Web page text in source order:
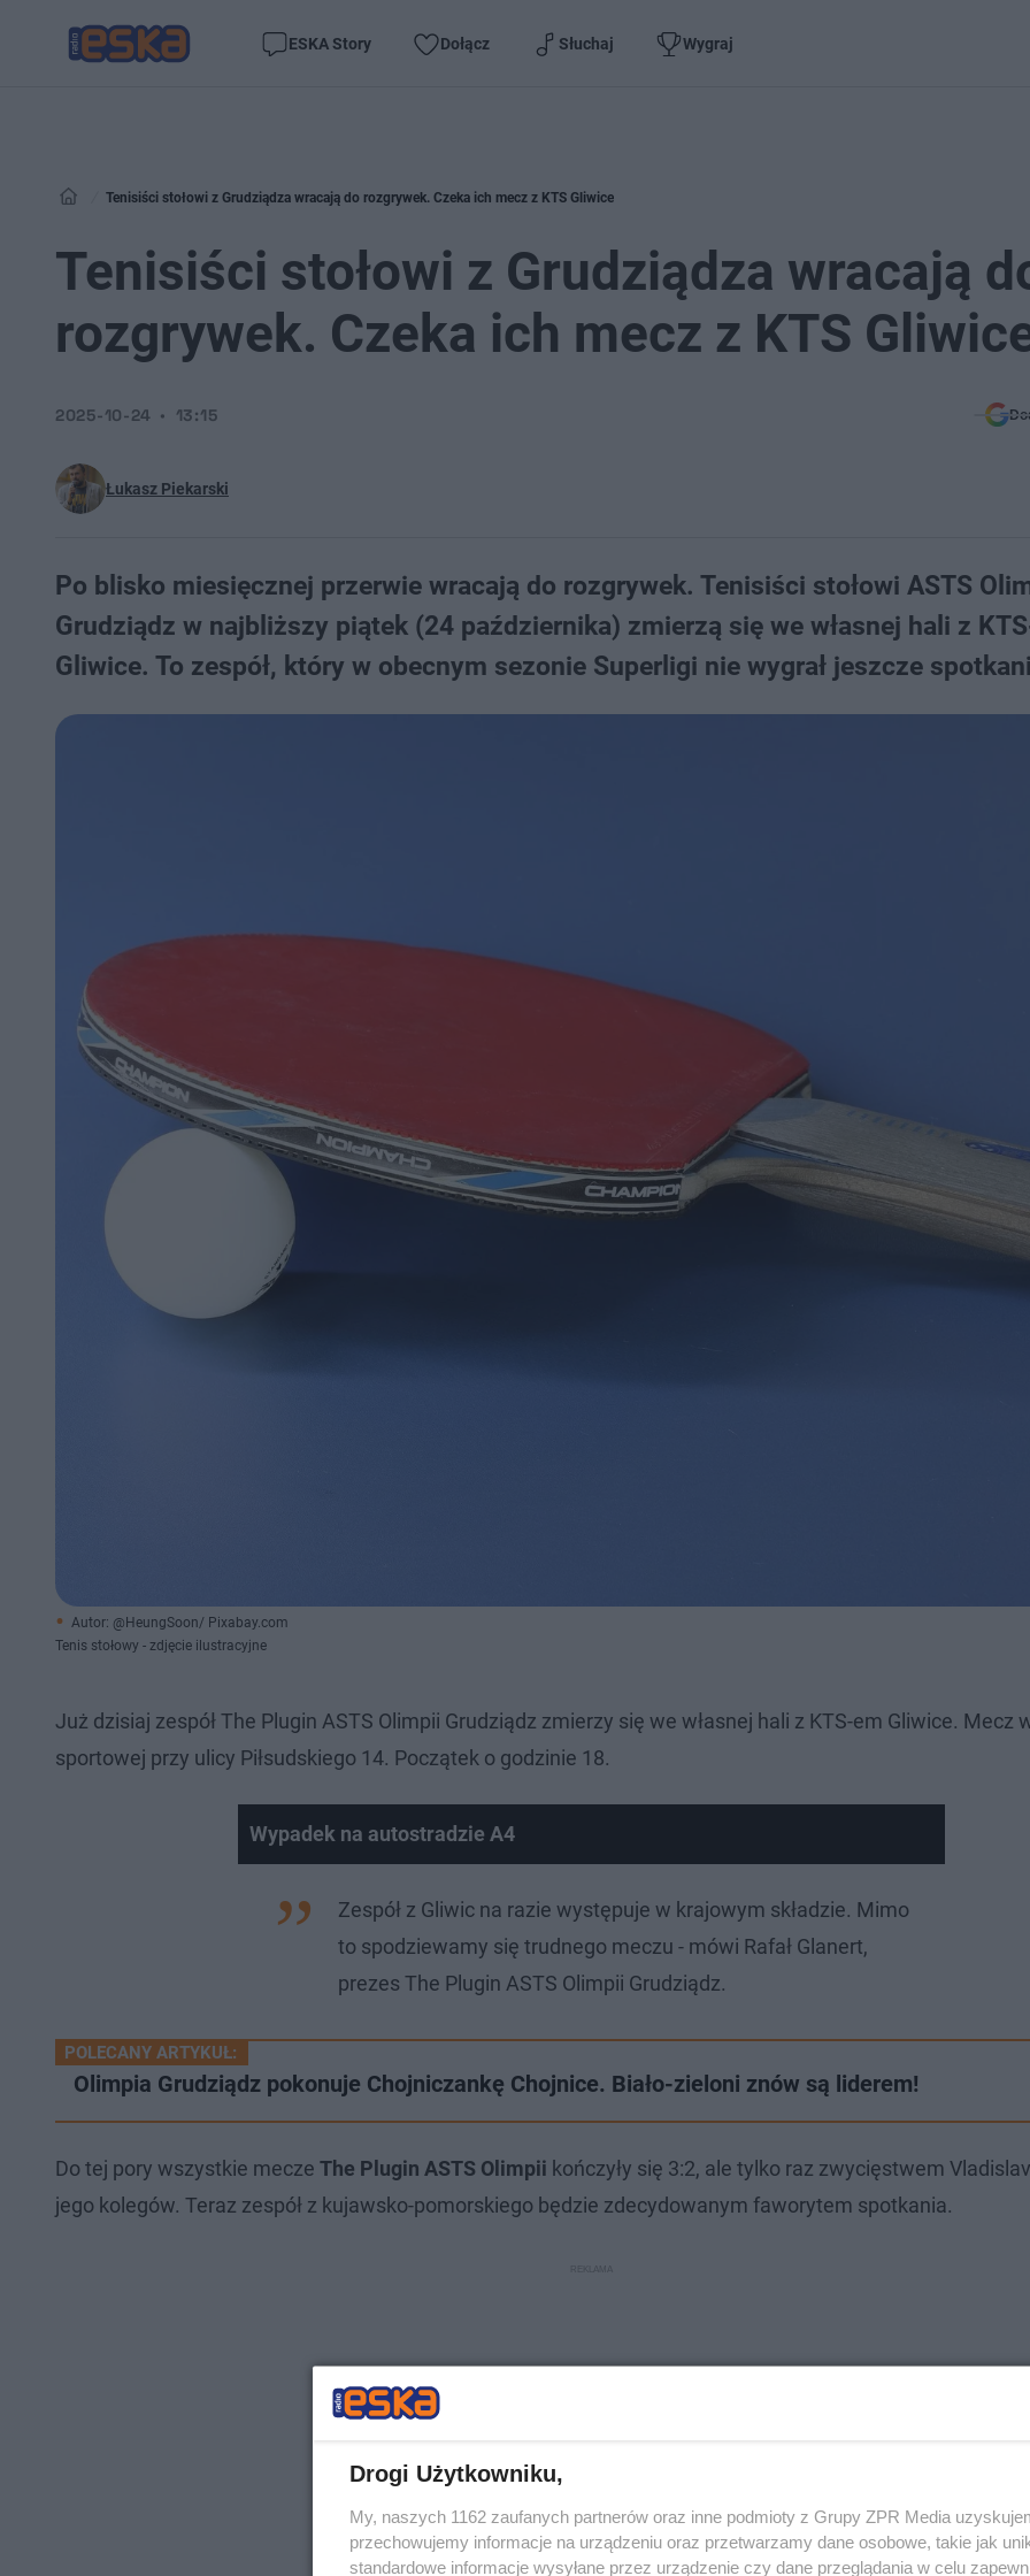
ESKA Story Dołącz Słuchaj Wygraj
Tenisiści stołowi z Grudziądza wracają do rozgrywek. Czeka ich mecz z KTS Gliwice
Tenisiści stołowi z Grudziądza wracają
rozgrywek. Czeka ich mecz z KTS
Łukasz Piekarski
2025-10-24 13:15
Po blisko miesięcznej przerwie wracają do rozgrywek. Tenisiści stołowi ASTS
Grudziądz w najbliższy piątek (24 października) zmierzą się we własnej hali z
Gliwice. To zespół, który w obecnym sezonie Superligi nie wygrał jeszcze
Autor: @HeungSoon/ Pixabay.com
Tenis stołowy - zdjęcie ilustracyjne
Już dzisiaj zespół The Plugin ASTS Olimpii Grudziądz zmierzy się we własnej hali z KTS-em Gliwice. Mecz
sportowej przy ulicy Piłsudskiego 14. Początek o godzinie 18.
Wypadek na autostradzie A4
Spróbuj ponownie
Zespół z Gliwic na razie występuje w krajowym składzie. Mimo
to spodziewamy się trudnego meczu - mówi Rafał Glanert,
prezes The Plugin ASTS Olimpii Grudziądz.
POLECANY ARTYKUŁ:
Olimpia Grudziądz pokonuje Chojniczankę Chojnice. Biało-zieloni znów są liderem!
Do tej pory wszystkie mecze The Plugin ASTS Olimpii kończyły się 3:2, ale tylko raz zwycięstwem
jego kolegów. Teraz zespół z kujawsko-pomorskiego będzie zdecydowanym faworytem spotkania.
Drogi Użytkowniku,
My, naszych 1162 zaufanych partnerów oraz inne podmioty z Grupy ZPR Media
przechowujemy informacje na urządzeniu oraz przetwarzamy dane osobowe, takie jak
standardowe informacje wysyłane przez urządzenie czy dane przeglądania w celu